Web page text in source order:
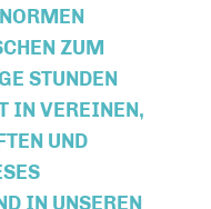
ZUM
STUNDEN
IN VEREINEN,
UND
IN UNSEREN